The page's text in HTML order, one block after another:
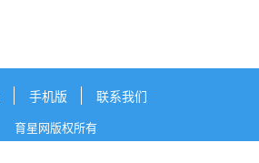
手机版 联系我们
育星网版权所有